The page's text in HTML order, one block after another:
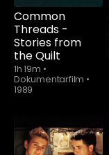
Common
Threads -
Stories from
the Quilt
1h 19m •
Dokumentarfilm •
1989